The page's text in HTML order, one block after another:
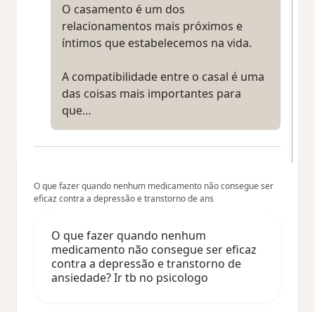
O casamento é um dos
relacionamentos mais próximos e
íntimos que estabelecemos na vida.
A compatibilidade entre o casal é uma
das coisas mais importantes para
que…
O que fazer quando nenhum medicamento não consegue ser
eficaz contra a depressão e transtorno de ans
O que fazer quando nenhum
medicamento não consegue ser eficaz
contra a depressão e transtorno de
ansiedade? Ir tb no psicologo